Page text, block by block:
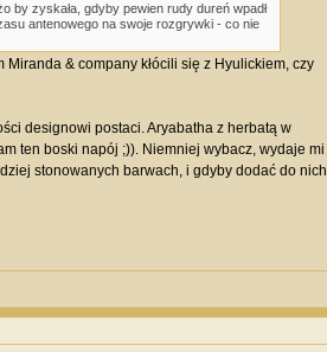
by zyskała, gdyby pewien rudy dureń wpadł
antenowego na swoje rozgrywki - co nie
& company kłócili się z Hyulickiem, czy
designowi postaci. Aryabatha z herbatą w
ten boski napój ;)). Niemniej wybacz, wydaje mi
stonowanych barwach, i gdyby dodać do nich